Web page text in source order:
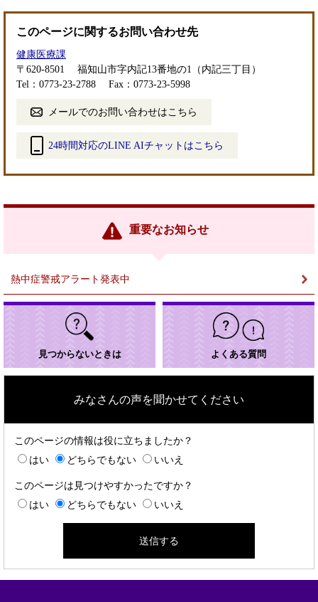
このページに関するお問い合わせ先
健康医療課
〒620-8501
福知山市字内記13番地の1（内記三丁目）
Tel：0773-23-2788
Fax：0773-23-5998
メールでのお問い合わせはこちら
24時間対応のLINE AIチャットはこちら
リ
重要なお知らせ
熱中症警戒アラート発表中
見つからないときは よくある質問
みなさんの声を聞かせてください
このページの情報は役に立ちましたか？
はい
どちらでもない いいえ
このページは見つけやすかったですか？
はい
どちらでもない いいえ